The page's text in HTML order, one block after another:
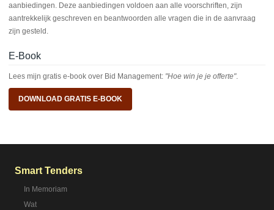
aanbiedingen. Deze aanbiedingen voldoen aan alle voorschriften, zijn
aantrekkelijk geschreven en beantwoorden alle vragen die in de aanvraag
zijn gesteld.
E-Book
Lees mijn gratis e-book over Bid Management: "Hoe win je je offerte".
DOWNLOAD GRATIS E-BOOK
Smart Tenders
In Memoriam
Wat